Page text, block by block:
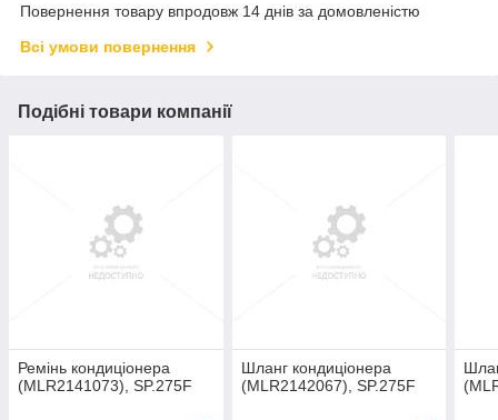
Повернення товару впродовж 14 днів за домовленістю
Всі умови повернення
Подібні товари компанії
Ремінь кондиціонера
(MLR2141073), SP.275F
Шланг кондиціонера
(MLR2142067), SP.275F